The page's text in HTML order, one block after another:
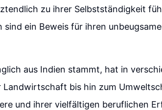
zu ihrer Selbstständigkeit
sind ein Beweis für ihren
aus Indien stammt, hat in
Landwirtschaft bis hin zum
und ihrer vielfältigen beruflichen